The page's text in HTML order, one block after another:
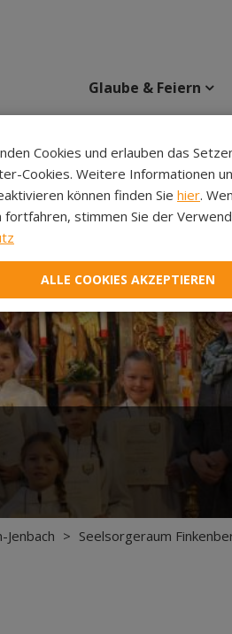
Glaube & Feiern
Jenbach > Seelsorgeraum
Cookies und erlauben das
Cookies. Weitere Informationen
können finden Sie hier.
fortfahren, stimmen Sie der
ALLE COOKIES AKZEPTIEREN